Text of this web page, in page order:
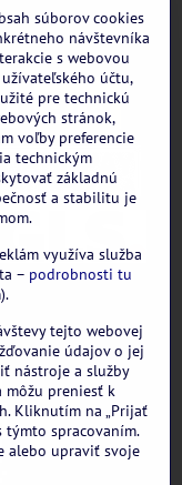
súborov cookies
návštevníka
s webovou
účtu,
pre technickú
stránok,
voľby preferencie
technickým
základnú
a stabilitu je
využíva služba
– podrobnosti tu
tejto webovej
údajov o jej
nástroje a služby
môžu preniesť k
Kliknutím na „Prijať
týmto spracovaním.
alebo upraviť svoje